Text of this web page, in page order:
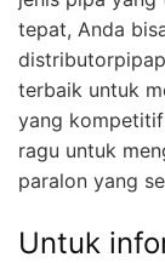
tepat, Anda
terbaik untuk
yang kompetitif
ragu untuk
paralon yang
Untuk